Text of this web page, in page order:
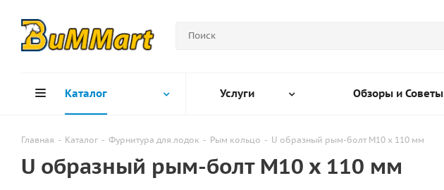
Каталог Услуги Обзоры и Советы
Главная - Каталог - Фурнитура для лодок - Рым кольцо - U образный рым-болт M10 x 110 мм
U образный рым-болт M10 x 110 мм